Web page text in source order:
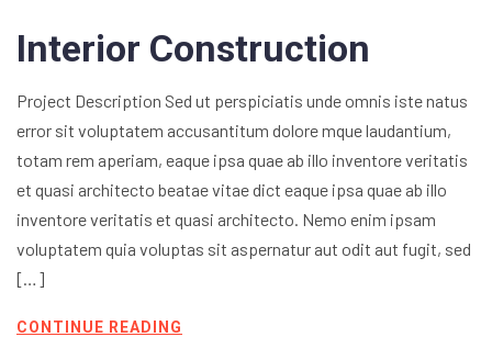
Interior Construction
Project Description Sed ut perspiciatis unde omnis iste natus
error sit voluptatem accusantitum dolore mque laudantium,
totam rem aperiam, eaque ipsa quae ab illo inventore veritatis
et quasi architecto beatae vitae dict eaque ipsa quae ab illo
inventore veritatis et quasi architecto. Nemo enim ipsam
voluptatem quia voluptas sit aspernatur aut odit aut fugit, sed
[…]
CONTINUE READING